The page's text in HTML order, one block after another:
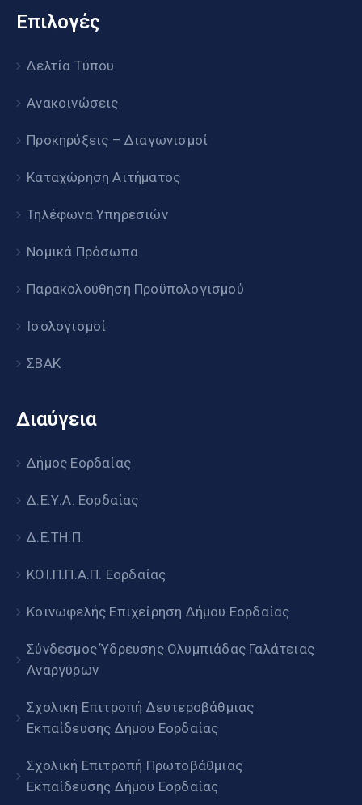
Επιλογές
Δελτία Τύπου
Ανακοινώσεις
Προκηρύξεις – Διαγωνισμοί
Καταχώρηση Αιτήματος
Τηλέφωνα Υπηρεσιών
Νομικά Πρόσωπα
Παρακολούθηση Προϋπολογισμού
Ισολογισμοί
ΣΒΑΚ
Διαύγεια
Δήμος Εορδαίας
Δ.Ε.Υ.Α. Εορδαίας
Δ.Ε.ΤΗ.Π.
ΚΟΙ.Π.Π.Α.Π. Εορδαίας
Κοινωφελής Επιχείρηση Δήμου Εορδαίας
Σύνδεσμος Ύδρευσης Ολυμπιάδας Γαλάτειας
Αναργύρων
Σχολική Επιτροπή Δευτεροβάθμιας
Εκπαίδευσης Δήμου Εορδαίας
Σχολική Επιτροπή Πρωτοβάθμιας
Εκπαίδευσης Δήμου Εορδαίας